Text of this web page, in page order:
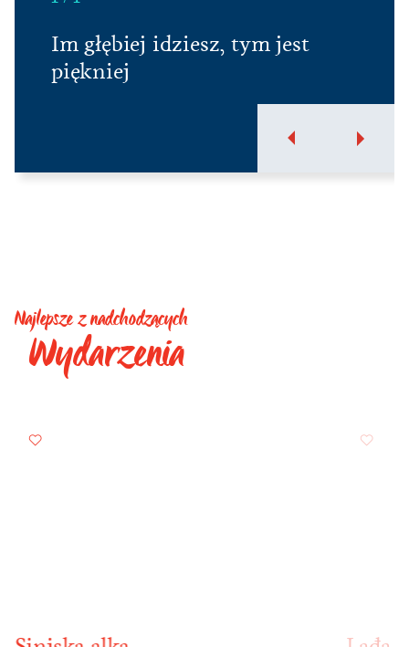
Im głębiej idziesz, tym jest
piękniej
Najlepsze z nadchodzących
Wydarzenia